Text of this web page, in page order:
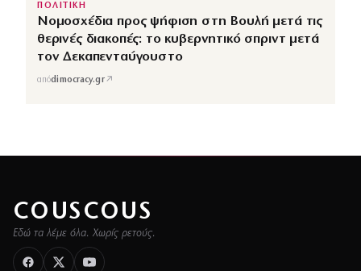
ΠΟΛΙΤΙΚΗ
Νομοσχέδια προς ψήφιση στη Βουλή μετά τις
θερινές διακοπές: το κυβερνητικό σπριντ μετά
τον Δεκαπενταύγουστο
απόdimocracy.gr↗
COUSCOUS
Εδώ τα λέμε όλα. Χωρίς ρετούς.